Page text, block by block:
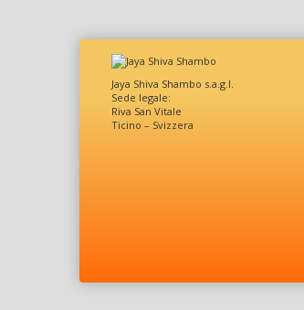
Jaya Shiva Shambo s.a.g.l.
Sede legale:
Riva San Vitale
Ticino – Svizzera